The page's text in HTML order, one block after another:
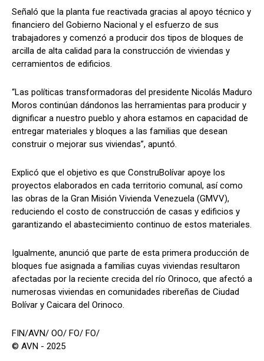
Señaló que la planta fue reactivada gracias al apoyo técnico y
financiero del Gobierno Nacional y el esfuerzo de sus
trabajadores y comenzó a producir dos tipos de bloques de
arcilla de alta calidad para la construcción de viviendas y
cerramientos de edificios.
“Las políticas transformadoras del presidente Nicolás Maduro
Moros continúan dándonos las herramientas para producir y
dignificar a nuestro pueblo y ahora estamos en capacidad de
entregar materiales y bloques a las familias que desean
construir o mejorar sus viviendas”, apuntó.
Explicó que el objetivo es que ConstruBolívar apoye los
proyectos elaborados en cada territorio comunal, así como
las obras de la Gran Misión Vivienda Venezuela (GMVV),
reduciendo el costo de construcción de casas y edificios y
garantizando el abastecimiento continuo de estos materiales.
Igualmente, anunció que parte de esta primera producción de
bloques fue asignada a familias cuyas viviendas resultaron
afectadas por la reciente crecida del río Orinoco, que afectó a
numerosas viviendas en comunidades ribereñas de Ciudad
Bolívar y Caicara del Orinoco.
FIN/AVN/ OO/ FO/ FO/
© AVN - 2025